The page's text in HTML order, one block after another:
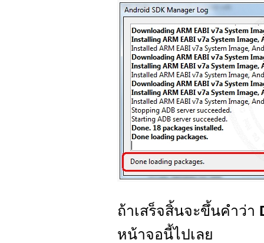
ถ้าเสร็จสิ้นจะขึ้นคำว่า
หน้าจอนี้ไปเลย